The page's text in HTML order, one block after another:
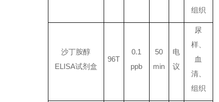
组织
沙丁胺醇
ELISA试剂盒
96T
0.1
ppb
50
min
电
议
尿
样、
血
清、
组织